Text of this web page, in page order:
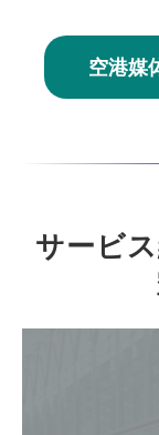
空港媒
サービ